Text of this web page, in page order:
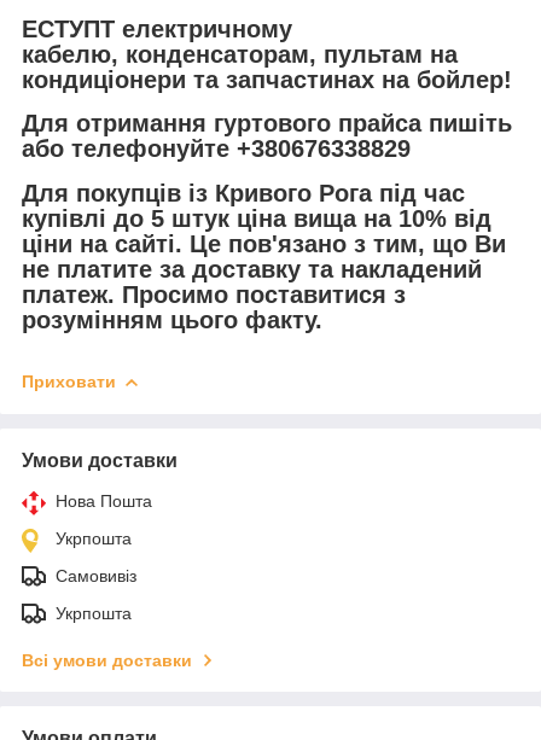
ЕСТУПТ електричному
кабелю, конденсаторам, пультам на
кондиціонери та запчастинах на бойлер!
Для отримання гуртового прайса пишіть
або телефонуйте +380676338829
Для покупців із Кривого Рога під час
купівлі до 5 штук ціна вища на 10% від
ціни на сайті. Це пов'язано з тим, що Ви
не платите за доставку та накладений
платеж. Просимо поставитися з
розумінням цього факту.
Приховати
Умови доставки
Нова Пошта
Укрпошта
Самовивіз
Укрпошта
Всі умови доставки